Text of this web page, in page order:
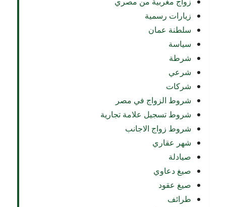
زيارات رسمية
سلطنة عمان
سياسة
شرطة
شرعي
شركات
شروط الزواج في مصر
شروط تسجيل علامة تجارية
شروط زواج الاجانب
شهر عقاري
صيادلة
صيغ دعاوي
صيغ عقود
طرائف